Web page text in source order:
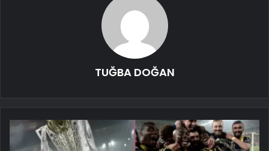
TUĞBA DOĞAN